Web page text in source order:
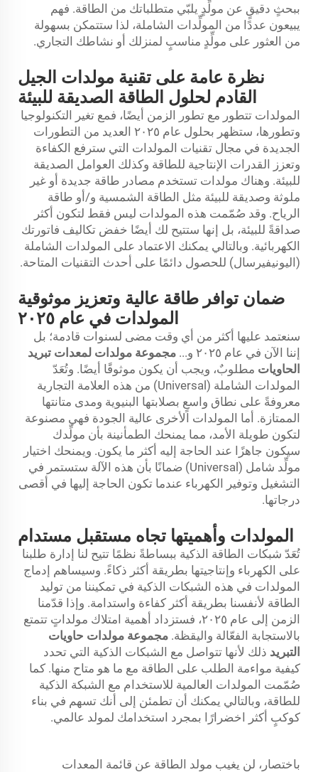
ببحثٍ دقيقٍ عن مولِّدٍ يلبّي متطلباتك من الطاقة. فهم
يبيعون عددًا من المولِّدات الشاملة، لذا ستتمكن بسهولة
من العثور على مولِّدٍ مناسبٍ لمنزلك أو نشاطك التجاري.
نظرة عامة على تقنية مولدات الجيل
القادم لحلول الطاقة الصديقة للبيئة
المولدات تتطور مع تطور الزمن أيضًا، فمع تغير التكنولوجيا
وتطورها، ستظهر بحلول عام ٢٠٢٥ العديد من التطورات
الجديدة في مجال تقنيات المولدات التي سترفع الكفاءة
وتعزز القدرات الإنتاجية للطاقة وكذلك العوامل الصديقة
للبيئة. وهناك مولدات تستخدم مصادر طاقة جديدة أو غير
ملوثة وصديقة للبيئة مثل الطاقة الشمسية و/أو طاقة
الرياح. وقد صُمّمت هذه المولدات ليس فقط لتكون أكثر
صداقةً للبيئة، بل إنها ستتيح لك أيضًا خفض تكاليف فاتورتك
الكهربائية. وبالتالي يمكنك الاعتماد على المولدات الشاملة
(اليونيفيرسال) للحصول دائمًا على أحدث التقنيات المتاحة.
ضمان توافر طاقة عالية وتعزيز موثوقية
المولدات في عام ٢٠٢٥
سنعتمد عليها أكثر من أي وقت مضى لسنوات قادمة؛ بل
إننا الآن في عام ٢٠٢٥ و...
مجموعة مولدات لمعدات تبريد
الحاويات مطلوبٌ، ويجب أن يكون موثوقًا أيضًا. وتُعَدّ
المولدات الشاملة (Universal) من هذه العلامة التجارية
معروفةً على نطاق واسعٍ بصلابتها البنيوية ومدى متانتها
الممتازة. أما المولدات الأخرى عالية الجودة فهي مصنوعة
لتكون طويلة الأمد، مما يمنحك الطمأنينة بأن مولِّدك
سيكون جاهزًا عند الحاجة إليه أكثر ما يكون. ويمنحك اختيار
مولِّد شامل (Universal) ضمانًا بأن هذه الآلة ستستمر في
التشغيل وتوفير الكهرباء عندما تكون الحاجة إليها في أقصى
درجاتها.
المولدات وأهميتها تجاه مستقبل مستدام
تُعَدّ شبكات الطاقة الذكية ببساطةً نظمًا تتيح لنا إدارة طلبنا
على الكهرباء وإنتاجيتها بطريقة أكثر ذكاءً. وسيساهم إدماج
المولدات في هذه الشبكات الذكية في تمكيننا من توليد
الطاقة لأنفسنا بطريقة أكثر كفاءة واستدامة. وإذا قدّمنا
الزمن إلى عام ٢٠٢٥، فستزداد أهمية امتلاك مولداتٍ تتمتع
بالاستجابة الفعّالة واليقظة. مجموعة مولدات حاويات
التبريد ذلك لأنها تتواصل مع الشبكات الذكية التي تحدد
كيفية مواءمة الطلب على الطاقة مع ما هو متاح منها. كما
صُمّمت المولدات العالمية للاستخدام مع الشبكة الذكية
للطاقة، وبالتالي يمكنك أن تطمئن إلى أنك تسهم في بناء
كوكبٍ أكثر اخضرارًا بمجرد استخدامك لمولد عالمي.
باختصار، لن يغيب مولد الطاقة عن قائمة المعدات